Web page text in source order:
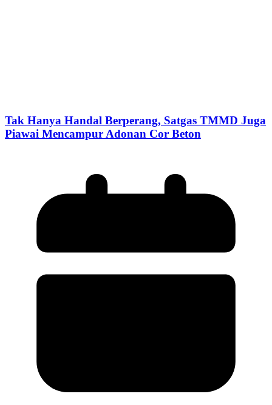
Tak Hanya Handal Berperang, Satgas TMMD Juga
Piawai Mencampur Adonan Cor Beton